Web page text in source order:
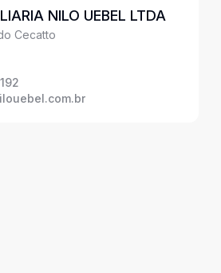
NILO UEBEL LTDA
Cecatto